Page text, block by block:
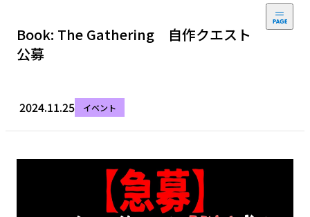
Book: The Gathering 自作クエスト
公募
2024.11.25 イベント